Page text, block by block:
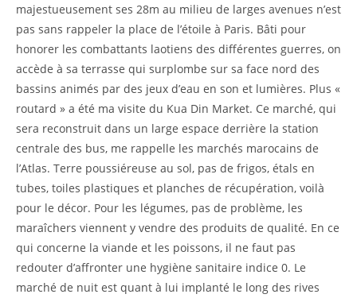
majestueusement ses 28m au milieu de larges avenues n’est
pas sans rappeler la place de l’étoile à Paris. Bâti pour
honorer les combattants laotiens des différentes guerres, on
accède à sa terrasse qui surplombe sur sa face nord des
bassins animés par des jeux d’eau en son et lumières. Plus «
routard » a été ma visite du Kua Din Market. Ce marché, qui
sera reconstruit dans un large espace derrière la station
centrale des bus, me rappelle les marchés marocains de
l’Atlas. Terre poussiéreuse au sol, pas de frigos, étals en
tubes, toiles plastiques et planches de récupération, voilà
pour le décor. Pour les légumes, pas de problème, les
maraîchers viennent y vendre des produits de qualité. En ce
qui concerne la viande et les poissons, il ne faut pas
redouter d’affronter une hygiène sanitaire indice 0. Le
marché de nuit est quant à lui implanté le long des rives